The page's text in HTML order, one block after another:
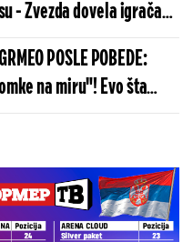
- Zvezda dovela igrača
POSLE POBEDE:
na miru"! Evo šta
golmana!